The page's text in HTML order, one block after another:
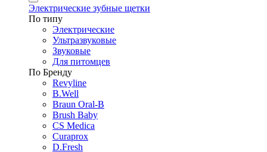
Электрические зубные щетки
По типу
Электрические
Ультразвуковые
Звуковые
Для питомцев
По Бренду
Revyline
B.Well
Braun Oral-B
Brush Baby
CS Medica
Curaprox
D.Fresh